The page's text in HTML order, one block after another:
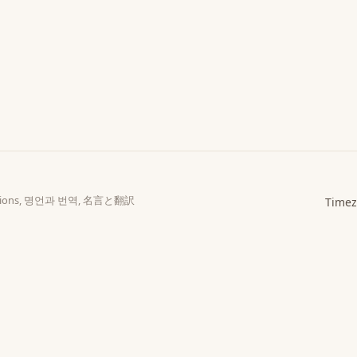
명언과 번역, 名言と翻訳